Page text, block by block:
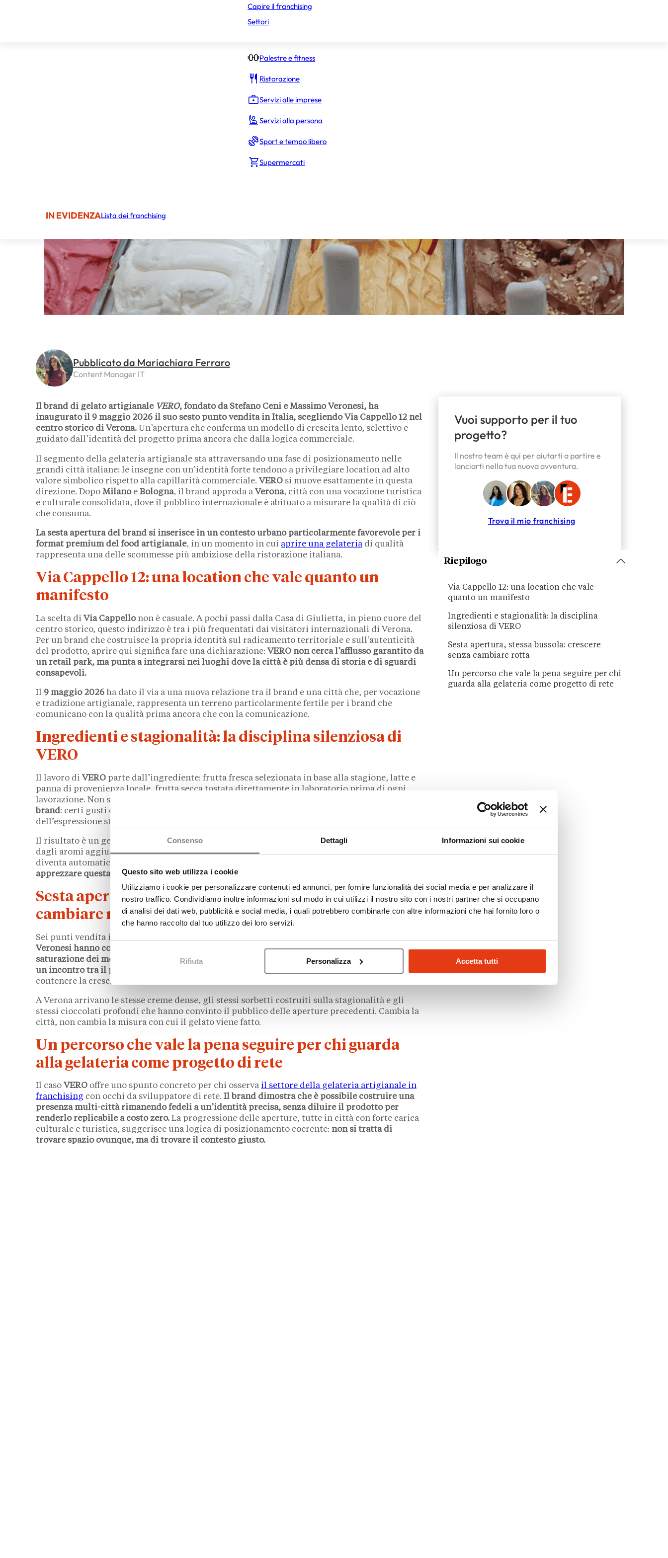
Consenso Dettagli Informazioni sui cookie
Questo sito web utilizza i cookie
Utilizziamo i cookie per personalizzare contenuti ed annunci, per fornire funzionalità dei social media e per analizzare il
nostro traffico. Condividiamo inoltre informazioni sul modo in cui utilizzi il nostro sito con i nostri partner che si occupano
di analisi dei dati web, pubblicità e social media, i quali potrebbero combinarle con altre informazioni che hai fornito loro o
che hanno raccolto dal tuo utilizzo dei loro servizi.
Rifiuta Personalizza Accetta tutti
Palestre e fitness
Ristorazione
Servizi alle imprese
Servizi alla persona
Sport e tempo libero
Supermercati
IN EVIDENZALista dei franchising
Capire il franchising
Settori
Pubblicato da Mariachiara Ferraro
Content Manager IT
Il brand di gelato artigianale VERO, fondato da Stefano Ceni e Massimo Veronesi, ha
inaugurato il 9 maggio 2026 il suo sesto punto vendita in Italia, scegliendo Via Cappello 12 nel
centro storico di Verona. Un’apertura che conferma un modello di crescita lento, selettivo e
guidato dall’identità del progetto prima ancora che dalla logica commerciale.
Il segmento della gelateria artigianale sta attraversando una fase di posizionamento nelle
grandi città italiane: le insegne con un’identità forte tendono a privilegiare location ad alto
valore simbolico rispetto alla capillarità commerciale. VERO si muove esattamente in questa
direzione. Dopo Milanoe Bologna, il brand approda a Verona, città con una vocazione turistica
e culturale consolidata, dove il pubblico internazionale è abituato a misurare la qualità di ciò
che consuma.
La sesta apertura del brand si inserisce in un contesto urbano particolarmente favorevole per i
format premium del food artigianale, in un momento in cui aprire una gelateria di qualità
rappresenta una delle scommesse più ambiziose della ristorazione italiana.
Via Cappello 12: una location che vale quanto un
manifesto
La scelta di Via Cappellonon è casuale. A pochi passi dalla Casa di Giulietta, in pieno cuore del
centro storico, questo indirizzo è tra i più frequentati dai visitatori internazionali di Verona.
Per un brand che costruisce la propria identità sul radicamento territoriale e sull’autenticità
del prodotto, aprire qui significa fare una dichiarazione: VERO non cerca l’afflusso garantito da
un retail park, ma punta a integrarsi nei luoghi dove la città è più densa di storia e di sguardi
consapevoli.
Il 9 maggio 2026 ha dato il via a una nuova relazione tra il brand e una città che, per vocazione
e tradizione artigianale, rappresenta un terreno particolarmente fertile per i brand che
comunicano con la qualità prima ancora che con la comunicazione.
Ingredienti e stagionalità: la disciplina silenziosa di
VERO
Il lavoro di VERO parte dall’ingrediente: frutta fresca selezionata in base alla stagione, latte e
panna di provenienza locale, frutta secca tostata direttamente in laboratorio prima di ogni
lavorazione. Non si tratta di una scelta di marketing, ma di
brand: certi gusti esistono solo quando il loro ingrediente principale è al massimo
dell’espressione stagionale. Quando non lo è, si aspetta.
Il risultato è un gelato dai sapori netti e riconoscibili, con una firma gustativa che non dipende
dagli aromi aggiunti ma dalla qualità intrinseca di ciò che lo compone. Un approccio che
diventa automaticamente un filtro nella selezione delle location:
apprezzare questa coerenza diventano mete di espansione.
Sesta apertura, stessa bussola: crescere senza
cambiare rotta
Sei punti vendita in città diverse, ma un unico filo conduttore.
Veronesi hanno costruito VERO intorno a un’idea di espansione che non segue la logica della
saturazione dei mercati.
Ogni città è una scelta ponderata,
ogni apertura è la conseguenza di
un incontro tra il progetto e un contesto ritenuto capace di accoglierlo
contenere la crescita per principio, ma di non far precedere la crescita al progetto.
A Verona arrivano le stesse creme dense, gli stessi sorbetti costruiti sulla stagionalità e gli
stessi cioccolati profondi che hanno convinto il pubblico delle aperture precedenti. Cambia la
città, non cambia la misura con cui il gelato viene fatto.
Un percorso che vale la pena seguire per chi guarda
alla gelateria come progetto di rete
Il caso VERO offre uno spunto concreto per chi osserva il settore della gelateria artigianale in
franchising con occhi da sviluppatore di rete. Il brand dimostra che è possibile costruire una
presenza multi-città rimanendo fedeli a un’identità precisa, senza diluire il prodotto per
renderlo replicabile a costo zero. La progressione delle aperture, tutte in città con forte carica
culturale e turistica, suggerisce una logica di posizionamento coerente: non si tratta di
trovare spazio ovunque, ma di trovare il contesto giusto.
Vuoi supporto per il tuo
progetto?
Il nostro team è qui per aiutarti a partire e
lanciarti nella tua nuova avventura.
Trova il mio franchising
Riepilogo
Via Cappello 12: una location che vale
quanto un manifesto
Ingredienti e stagionalità: la disciplina
silenziosa di VERO
Sesta apertura, stessa bussola: crescere
senza cambiare rotta
Un percorso che vale la pena seguire per chi
guarda alla gelateria come progetto di rete